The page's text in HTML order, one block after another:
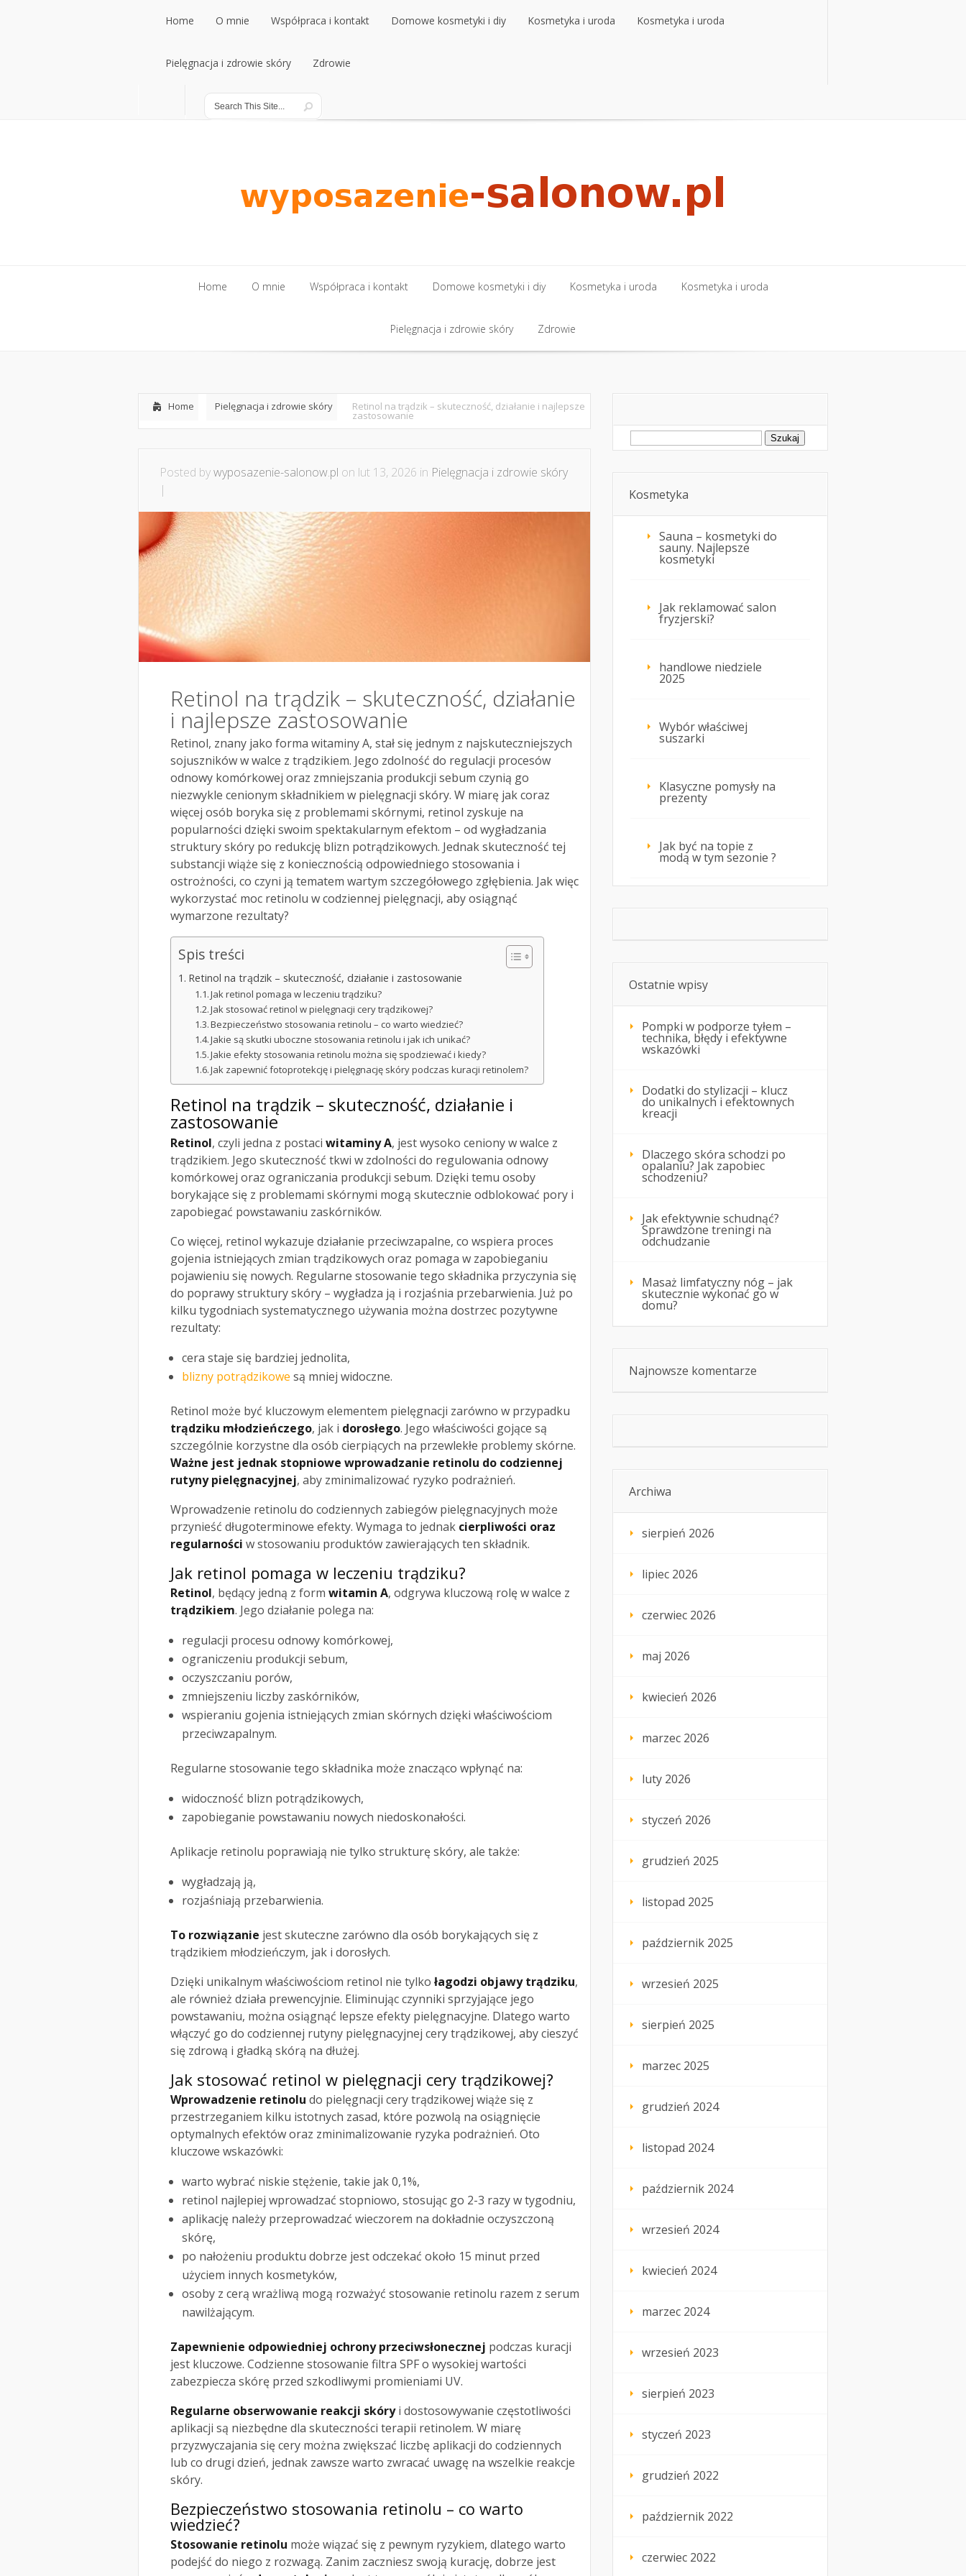
Home
Home
O mnie
O mnie
Współpraca i kontakt
Współpraca i kontakt
Domowe kosmetyki i diy Kosmetyka i uroda Kosmetyka i uroda
Pielęgnacja i zdrowie skóry
Pielęgnacja i zdrowie skóry
Zdrowie
Home O mnie Współpraca i kontakt
Współpraca i kontakt
Domowe kosmetyki i diy
Domowe kosmetyki i diy
Kosmetyka i uroda
Kosmetyka i uroda
Kosmetyka i uroda
Pielęgnacja i zdrowie skóry Zdrowie
Home Pielęgnacja i zdrowie skóry Retinol na trądzik – skuteczność, działanie i najlepsze
zastosowanie
Posted bywyposazenie-salonow.pl on lut 13, 2026 in Pielęgnacja i zdrowie skóry
|
Retinol na trądzik – skuteczność, działanie
i najlepsze zastosowanie
Retinol, znany jako forma witaminy A, stał się jednym z najskuteczniejszych
sojuszników w walce z trądzikiem. Jego zdolność do regulacji procesów
odnowy komórkowej oraz zmniejszania produkcji sebum czynią go
niezwykle cenionym składnikiem w pielęgnacji skóry. W miarę jak coraz
więcej osób boryka się z problemami skórnymi, retinol zyskuje na
popularności dzięki swoim spektakularnym efektom – od wygładzania
struktury skóry po redukcję blizn potrądzikowych. Jednak skuteczność tej
substancji wiąże się z koniecznością odpowiedniego stosowania i
ostrożności, co czyni ją tematem wartym szczegółowego zgłębienia. Jak więc
wykorzystać moc retinolu w codziennej pielęgnacji, aby osiągnąć
wymarzone rezultaty?
Spis treści
Retinol na trądzik – skuteczność, działanie i zastosowanie
Jak retinol pomaga w leczeniu trądziku?
Jak stosować retinol w pielęgnacji cery trądzikowej?
Bezpieczeństwo stosowania retinolu – co warto wiedzieć?
Jakie są skutki uboczne stosowania retinolu i jak ich unikać?
Jakie efekty stosowania retinolu można się spodziewać i kiedy?
Jak zapewnić fotoprotekcję i pielęgnację skóry podczas kuracji retinolem?
Retinol na trądzik – skuteczność, działanie i
zastosowanie
Retinol, czyli jedna z postaci witaminy A, jest wysoko ceniony w walce z
trądzikiem. Jego skuteczność tkwi w zdolności do regulowania odnowy
komórkowej oraz ograniczania produkcji sebum. Dzięki temu osoby
borykające się z problemami skórnymi mogą skutecznie odblokować pory i
zapobiegać powstawaniu zaskórników.
Co więcej, retinol wykazuje działanie przeciwzapalne, co wspiera proces
gojenia istniejących zmian trądzikowych oraz pomaga w zapobieganiu
pojawieniu się nowych. Regularne stosowanie tego składnika przyczynia się
do poprawy struktury skóry – wygładza ją i rozjaśnia przebarwienia. Już po
kilku tygodniach systematycznego używania można dostrzec pozytywne
rezultaty:
cera staje się bardziej jednolita,
blizny potrądzikowe są mniej widoczne.
Retinol może być kluczowym elementem pielęgnacji zarówno w przypadku
trądziku młodzieńczego, jak i dorosłego. Jego właściwości gojące są
szczególnie korzystne dla osób cierpiących na przewlekłe problemy skórne.
Ważne jest jednak stopniowe wprowadzanie retinolu do codziennej
rutyny pielęgnacyjnej, aby zminimalizować ryzyko podrażnień.
Wprowadzenie retinolu do codziennych zabiegów pielęgnacyjnych może
przynieść długoterminowe efekty. Wymaga to jednak cierpliwości oraz
regularności w stosowaniu produktów zawierających ten składnik.
Jak retinol pomaga w leczeniu trądziku?
Retinol, będący jedną z form witamin A, odgrywa kluczową rolę w walce z
trądzikiem. Jego działanie polega na:
regulacji procesu odnowy komórkowej,
ograniczeniu produkcji sebum,
oczyszczaniu porów,
zmniejszeniu liczby zaskórników,
wspieraniu gojenia istniejących zmian skórnych dzięki właściwościom
przeciwzapalnym.
Regularne stosowanie tego składnika może znacząco wpłynąć na:
widoczność blizn potrądzikowych,
zapobieganie powstawaniu nowych niedoskonałości.
Aplikacje retinolu poprawiają nie tylko strukturę skóry, ale także:
wygładzają ją,
rozjaśniają przebarwienia.
To rozwiązanie jest skuteczne zarówno dla osób borykających się z
trądzikiem młodzieńczym, jak i dorosłych.
Dzięki unikalnym właściwościom retinol nie tylko łagodzi objawy trądziku,
ale również działa prewencyjnie. Eliminując czynniki sprzyjające jego
powstawaniu, można osiągnąć lepsze efekty pielęgnacyjne. Dlatego warto
włączyć go do codziennej rutyny pielęgnacyjnej cery trądzikowej, aby cieszyć
się zdrową i gładką skórą na dłużej.
Jak stosować retinol w pielęgnacji cery trądzikowej?
Wprowadzenie retinolu do pielęgnacji cery trądzikowej wiąże się z
przestrzeganiem kilku istotnych zasad, które pozwolą na osiągnięcie
optymalnych efektów oraz zminimalizowanie ryzyka podrażnień. Oto
kluczowe wskazówki:
warto wybrać niskie stężenie, takie jak 0,1%,
retinol najlepiej wprowadzać stopniowo, stosując go 2-3 razy w tygodniu,
aplikację należy przeprowadzać wieczorem na dokładnie oczyszczoną
skórę,
po nałożeniu produktu dobrze jest odczekać około 15 minut przed
użyciem innych kosmetyków,
osoby z cerą wrażliwą mogą rozważyć stosowanie retinolu razem z serum
nawilżającym.
Zapewnienie odpowiedniej ochrony przeciwsłonecznej podczas kuracji
jest kluczowe. Codzienne stosowanie filtra SPF o wysokiej wartości
zabezpiecza skórę przed szkodliwymi promieniami UV.
Regularne obserwowanie reakcji skóryi dostosowywanie częstotliwości
aplikacji są niezbędne dla skuteczności terapii retinolem. W miarę
przyzwyczajania się cery można zwiększać liczbę aplikacji do codziennych
lub co drugi dzień, jednak zawsze warto zwracać uwagę na wszelkie reakcje
skóry.
Bezpieczeństwo stosowania retinolu – co warto
wiedzieć?
Stosowanie retinolu może wiązać się z pewnym ryzykiem, dlatego warto
podejść do niego z rozwagą. Zanim zaczniesz swoją kurację, dobrze jest
Szukaj:
Kosmetyka
Sauna – kosmetyki do
sauny. Najlepsze
kosmetyki
Jak reklamować salon
fryzjerski?
handlowe niedziele
2025
Wybór właściwej
suszarki
Klasyczne pomysły na
prezenty
Jak być na topie z
modą w tym sezonie ?
Ostatnie wpisy
Pompki w podporze tyłem –
technika, błędy i efektywne
wskazówki
Dodatki do stylizacji – klucz
do unikalnych i efektownych
kreacji
Dlaczego skóra schodzi po
opalaniu? Jak zapobiec
schodzeniu?
Jak efektywnie schudnąć?
Sprawdzone treningi na
odchudzanie
Masaż limfatyczny nóg – jak
skutecznie wykonać go w
domu?
Najnowsze komentarze
Archiwa
sierpień 2026
lipiec 2026
czerwiec 2026
maj 2026
kwiecień 2026
marzec 2026
luty 2026
styczeń 2026
grudzień 2025
listopad 2025
październik 2025
wrzesień 2025
sierpień 2025
marzec 2025
grudzień 2024
listopad 2024
październik 2024
wrzesień 2024
kwiecień 2024
marzec 2024
wrzesień 2023
sierpień 2023
styczeń 2023
grudzień 2022
październik 2022
czerwiec 2022